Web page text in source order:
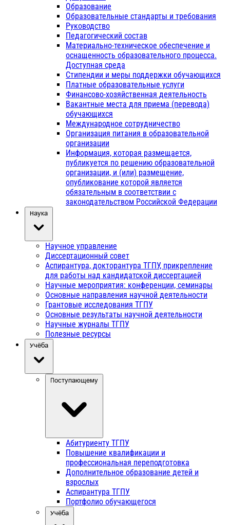
Образование
Образовательные стандарты и требования
Руководство
Педагогический состав
Материально-техническое обеспечение и
оснащенность образовательного процесса.
Доступная среда
Стипендии и меры поддержки обучающихся
Платные образовательные услуги
Финансово-хозяйственная деятельность
Вакантные места для приема (перевода)
обучающихся
Международное сотрудничество
Организация питания в образовательной
организации
Информация, которая размещается,
публикуется по решению образовательной
организации, и (или) размещение,
опубликование которой является
обязательным в соответствии с
законодательством Российской Федерации
Наука
Научное управление
Диссертационный совет
Аспирантура, докторантура ТГПУ, прикрепление
для работы над кандидатской диссертацией
Научные мероприятия: конференции, семинары
Основные направления научной деятельности
Грантовые исследования ТГПУ
Основные результаты научной деятельности
Научные журналы ТГПУ
Полезные ресурсы
Учёба
Поступающему
Абитуриенту ТГПУ
Повышение квалификации и
профессиональная переподготовка
Дополнительное образование детей и
взрослых
Аспирантура ТГПУ
Портфолио обучающегося
Учёба